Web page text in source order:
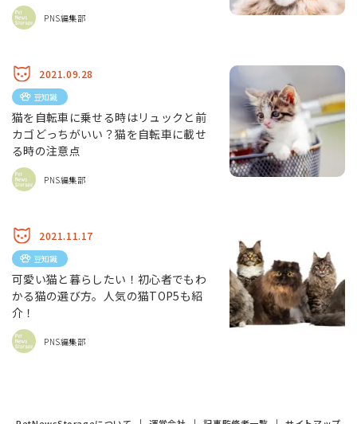
PNS編集部
2021.09.28
豆知識
猫を自転車に乗せる時はリュックと前
カゴどっちがいい？猫を自転車に載せ
る時の注意点
PNS編集部
2021.11.17
豆知識
可愛い猫と暮らしたい！初心者でもわ
かる猫の選び方。人気の猫TOP5も紹
介！
PNS編集部